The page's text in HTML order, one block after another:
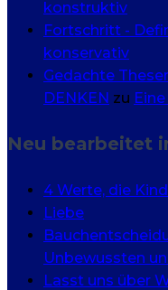
konstruktiv
Fortschritt -
konservativ
Gedachte
DENKEN zu
Neu bearbeitet
4 Werte, die
Liebe
Unbewussten
Lasst uns über